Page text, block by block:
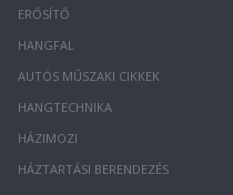
ERŐSÍTŐ
HANGFAL
AUTÓS MŰSZAKI CIKKEK
HANGTECHNIKA
HÁZIMOZI
HÁZTARTÁSI BERENDEZÉS